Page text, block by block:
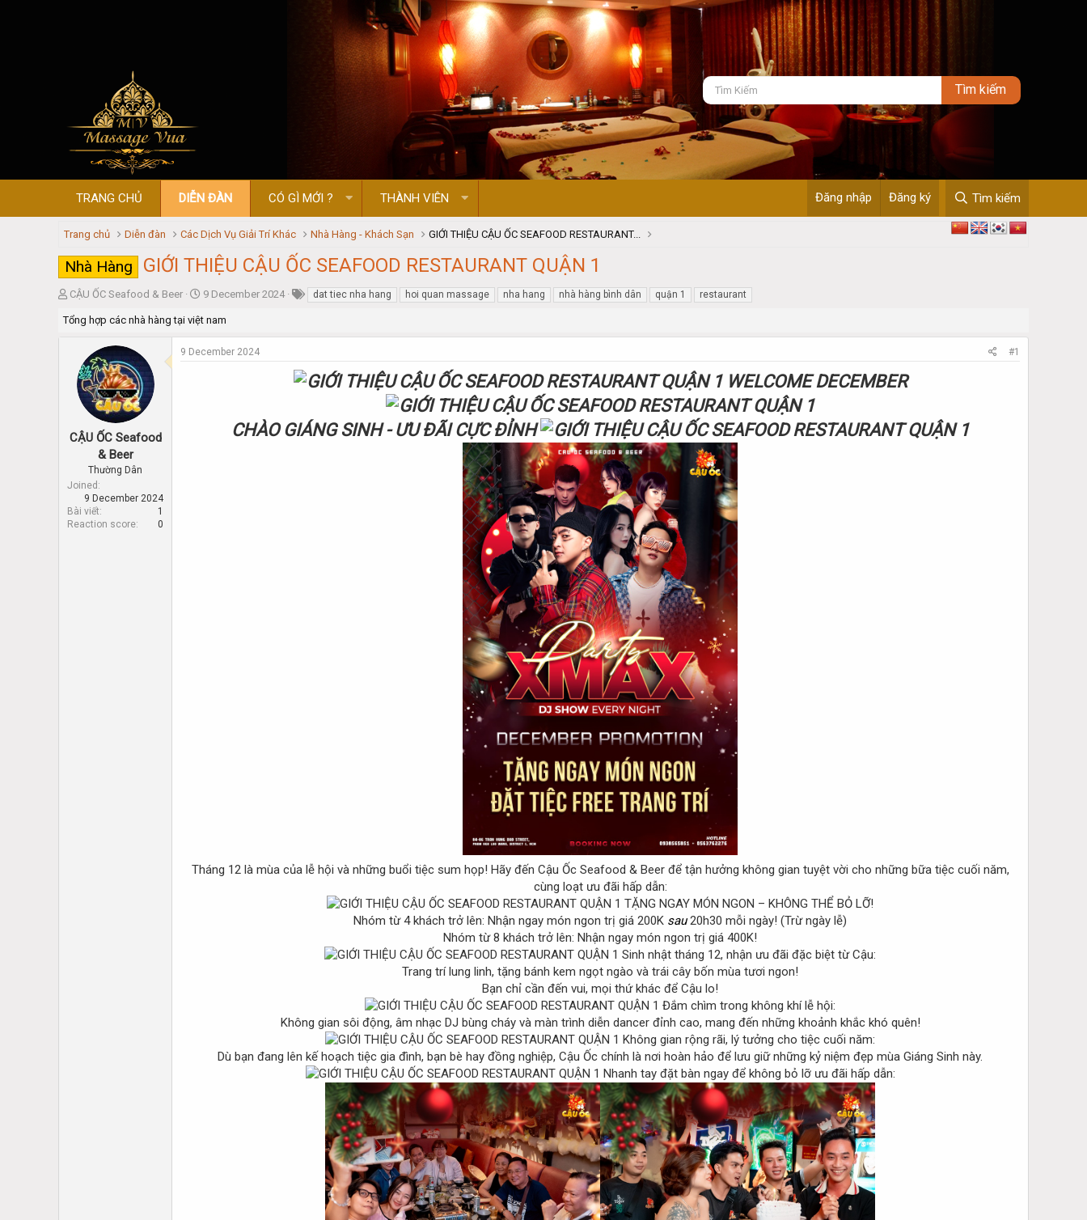
TRANG CHỦ DIỄN ĐÀN CÓ GÌ MỚI ? THÀNH VIÊN Đăng nhập Đăng ký Tìm kiếm
Trang chủ Diễn đàn Các Dịch Vụ Giải Trí Khác Nhà Hàng - Khách Sạn GIỚI THIỆU CẬU ỐC SEAFOOD RESTAURANT...
Nhà Hàng GIỚI THIỆU CẬU ỐC SEAFOOD RESTAURANT QUẬN 1
T
r
t
CẬU ỐC Seafood & Beer
S
a
r
t
9 December 2024 dat tiec nha hang hoi quan massage nha hang nhà hàng bình dân quận 1 restaurant
Tổng hợp các nhà hàng tại việt nam
CẬU ỐC Seafood
& Beer
Thường Dân
Joined
9 December 2024
Bài viết
1
Reaction score
0
9 December 2024 #1
WELCOME DECEMBER
CHÀO GIÁNG SINH - ƯU ĐÃI CỰC ĐỈNH
Tháng 12 là mùa của lễ hội và những buổi tiệc sum họp! Hãy đến Cậu Ốc Seafood & Beer để tận hưởng không gian tuyệt vời cho những bữa tiệc cuối năm,
cùng loạt ưu đãi hấp dẫn:
TẶNG NGAY MÓN NGON – KHÔNG THỂ BỎ LỠ!
Nhóm từ 4 khách trở lên: Nhận ngay món ngon trị giá 200K sau20h30 mỗi ngày! (Trừ ngày lễ)
Nhóm từ 8 khách trở lên: Nhận ngay món ngon trị giá 400K!
Sinh nhật tháng 12, nhận ưu đãi đặc biệt từ Cậu:
Trang trí lung linh, tặng bánh kem ngọt ngào và trái cây bốn mùa tươi ngon!
Bạn chỉ cần đến vui, mọi thứ khác để Cậu lo!
Đắm chìm trong không khí lễ hội:
Không gian sôi động, âm nhạc DJ bùng cháy và màn trình diễn dancer đỉnh cao, mang đến những khoảnh khắc khó quên!
Không gian rộng rãi, lý tưởng cho tiệc cuối năm:
Dù bạn đang lên kế hoạch tiệc gia đình, bạn bè hay đồng nghiệp, Cậu Ốc chính là nơi hoàn hảo để lưu giữ những kỷ niệm đẹp mùa Giáng Sinh này.
Nhanh tay đặt bàn ngay để không bỏ lỡ ưu đãi hấp dẫn: